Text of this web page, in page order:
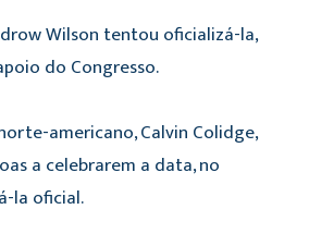
Wilson tentou oficializá-la,
do Congresso.
americano, Calvin Colidge,
a celebrarem a data, no
la oficial.